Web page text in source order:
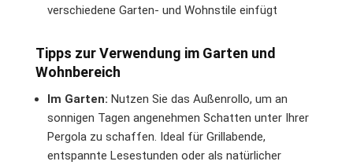
verschiedene Garten- und Wohnstile einfügt
Tipps zur Verwendung im Garten und
Wohnbereich
Im Garten: Nutzen Sie das Außenrollo, um an
sonnigen Tagen angenehmen Schatten unter Ihrer
Pergola zu schaffen. Ideal für Grillabende,
entspannte Lesestunden oder als natürlicher